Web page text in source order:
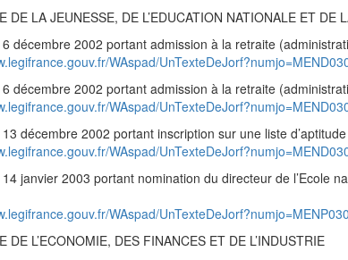
DE LA JEUNESSE, DE L’EDUCATION NATIONALE ET DE
décembre 2002 portant admission à la retraite
WAspad/
décembre 2002 portant admission à la retraite
WAspad/
décembre 2002 portant inscription sur une liste
WAspad/
janvier 2003 portant nomination du directeur de l’Ecole
WAspad/
DE L’ECONOMIE, DES FINANCES ET DE L’INDUSTRIE